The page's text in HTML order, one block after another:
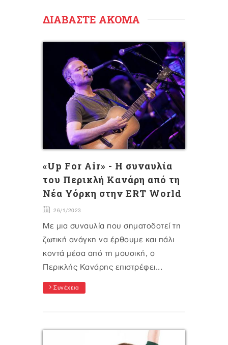
ΔΙΑΒΑΣΤΕ ΑΚΟΜΑ
«Up For Air» - Η συναυλία
του Περικλή Κανάρη από τη
Νέα Υόρκη στην ERT World
26/1/2023
Με μια συναυλία που σηματοδοτεί τη
ζωτική ανάγκη να έρθουμε και πάλι
κοντά μέσα από τη μουσική, ο
Περικλής Κανάρης επιστρέφει...
Συνέχεια